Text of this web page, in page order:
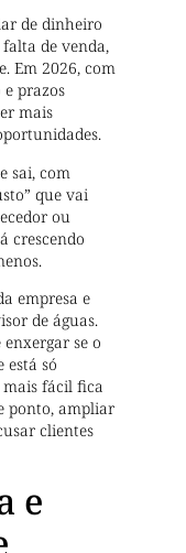
de dinheiro
de venda,
Em 2026, com
prazos
mais
sai, com
que vai
ou
crescendo
empresa e
de águas.
se o
está só
mais fácil fica
ponto, ampliar
clientes
e